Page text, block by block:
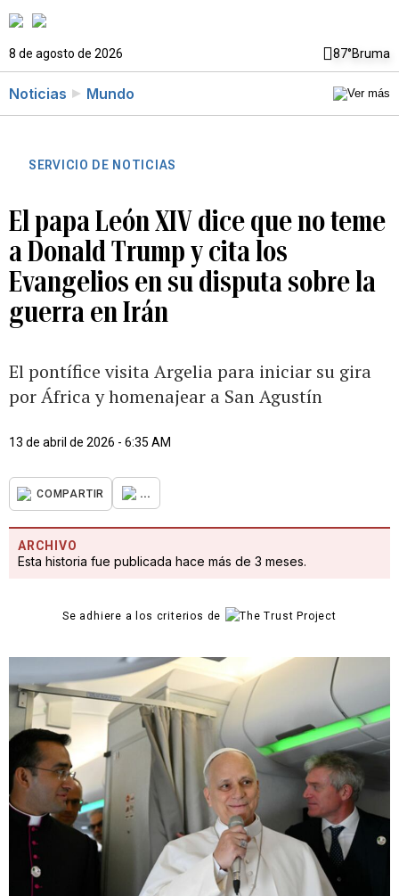
8 de agosto de 2026 87°Bruma
Noticias Mundo
SERVICIO DE NOTICIAS
El papa León XIV dice que no teme
a Donald Trump y cita los
Evangelios en su disputa sobre la
guerra en Irán
El pontífice visita Argelia para iniciar su gira
por África y homenajear a San Agustín
13 de abril de 2026 - 6:35 AM
COMPARTIR ...
ARCHIVO
Esta historia fue publicada hace más de 3 meses.
Se adhiere a los criterios de